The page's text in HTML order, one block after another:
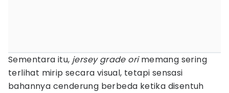
Sementara itu, jersey grade orimemang sering
terlihat mirip secara visual, tetapi sensasi
bahannya cenderung berbeda ketika disentuh